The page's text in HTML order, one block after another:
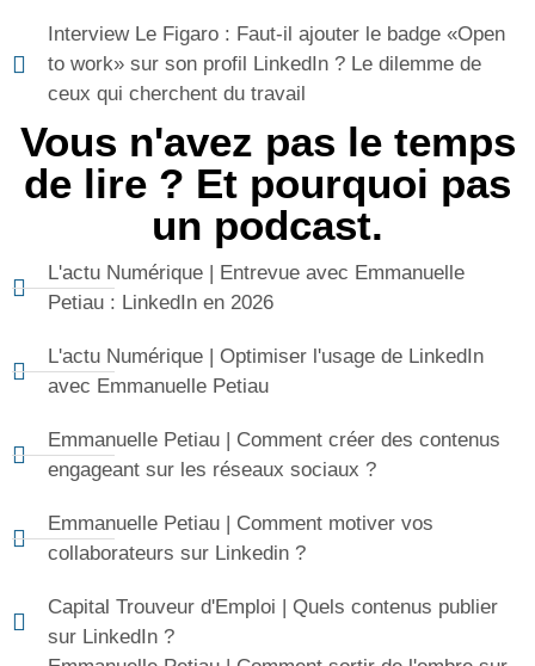
Interview Le Figaro : Faut-il ajouter le badge «Open
to work» sur son profil LinkedIn ? Le dilemme de
ceux qui cherchent du travail
Vous n'avez pas le temps
de lire ? Et pourquoi pas
un podcast.
L'actu Numérique | Entrevue avec Emmanuelle
Petiau : LinkedIn en 2026
L'actu Numérique | Optimiser l'usage de LinkedIn
avec Emmanuelle Petiau
Emmanuelle Petiau | Comment créer des contenus
engageant sur les réseaux sociaux ?
Emmanuelle Petiau | Comment motiver vos
collaborateurs sur Linkedin ?
Capital Trouveur d'Emploi | Quels contenus publier
sur LinkedIn ?